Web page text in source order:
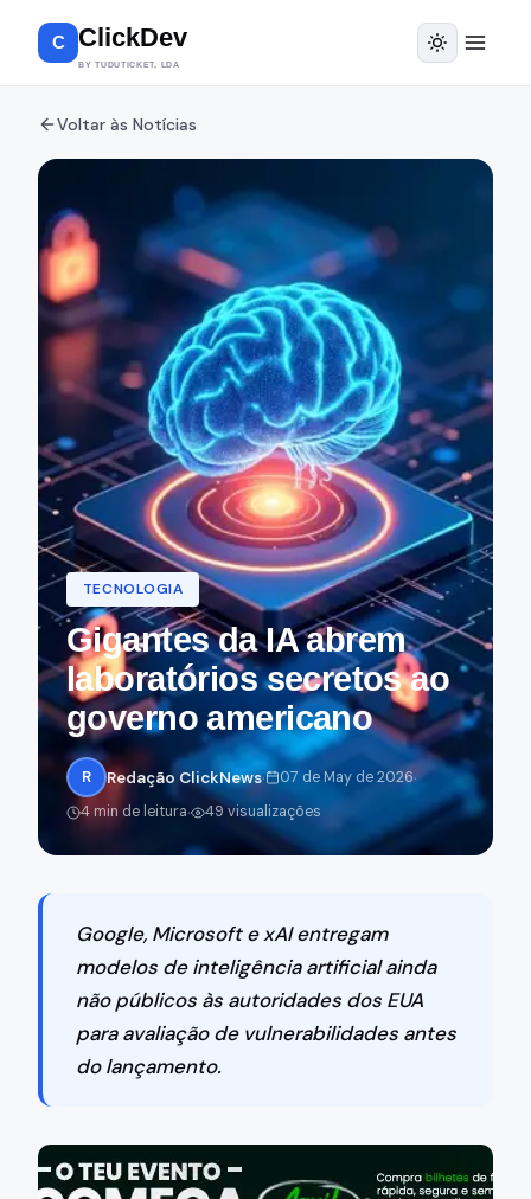
C ClickDev
BY TUDUTICKET, LDA
Voltar às Notícias
TECNOLOGIA
Gigantes da IA abrem
laboratórios secretos ao
governo americano
R Redação ClickNews· 07 de May de 2026·
4 min de leitura· 49 visualizações
Google, Microsoft e xAI entregam
modelos de inteligência artificial ainda
não públicos às autoridades dos EUA
para avaliação de vulnerabilidades antes
do lançamento.